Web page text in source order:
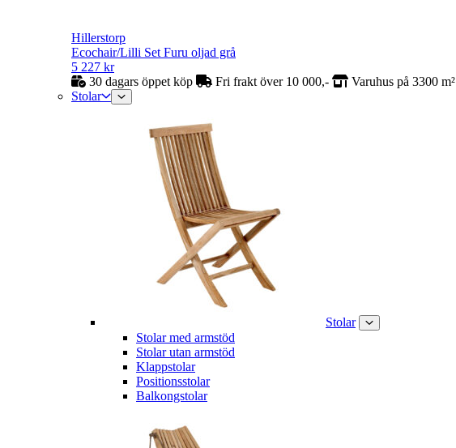
Hillerstorp
Ecochair/Lilli Set Furu oljad grå
5 227 kr
30 dagars öppet köp
Fri frakt över 10 000,- Varuhus på 3300 m²
Stolar
Stolar
Stolar med armstöd
Stolar utan armstöd
Klappstolar
Positionsstolar
Balkongstolar